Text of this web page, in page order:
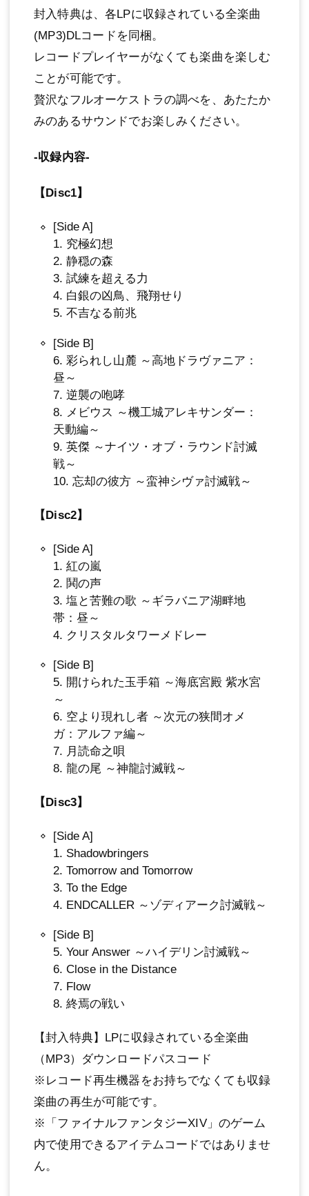
封入特典は、各LPに収録されている全楽曲
(MP3)DLコードを同梱。
レコードプレイヤーがなくても楽曲を楽しむ
ことが可能です。
贅沢なフルオーケストラの調べを、あたたか
みのあるサウンドでお楽しみください。
-収録内容-
【Disc1】
[Side A]
1. 究極幻想
2. 静穏の森
3. 試練を超える力
4. 白銀の凶鳥、飛翔せり
5. 不吉なる前兆
[Side B]
6. 彩られし山麓 ～高地ドラヴァニア：
昼～
7. 逆襲の咆哮
8. メビウス ～機工城アレキサンダー：
天動編～
9. 英傑 ～ナイツ・オブ・ラウンド討滅
戦～
10. 忘却の彼方 ～蛮神シヴァ討滅戦～
【Disc2】
[Side A]
1. 紅の嵐
2. 鬨の声
3. 塩と苦難の歌 ～ギラバニア湖畔地
帯：昼～
4. クリスタルタワーメドレー
[Side B]
5. 開けられた玉手箱 ～海底宮殿 紫水宮
～
6. 空より現れし者 ～次元の狭間オメ
ガ：アルファ編～
7. 月読命之唄
8. 龍の尾 ～神龍討滅戦～
【Disc3】
[Side A]
1. Shadowbringers
2. Tomorrow and Tomorrow
3. To the Edge
4. ENDCALLER ～ゾディアーク討滅戦～
[Side B]
5. Your Answer ～ハイデリン討滅戦～
6. Close in the Distance
7. Flow
8. 終焉の戦い
【封入特典】LPに収録されている全楽曲
（MP3）ダウンロードパスコード
※レコード再生機器をお持ちでなくても収録
楽曲の再生が可能です。
※「ファイナルファンタジーXIV」のゲーム
内で使用できるアイテムコードではありませ
ん。